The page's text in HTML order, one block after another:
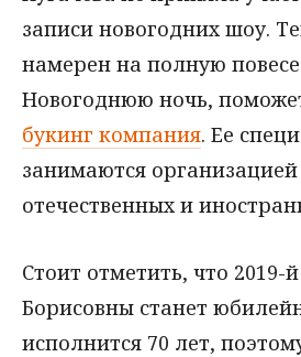
записи новогодних шоу.
намерен на полную
Новогоднюю ночь,
букинг компания. Ее
занимаются
отечественных и
Стоит отметить, что
Борисовны станет
исполнится 70 лет,